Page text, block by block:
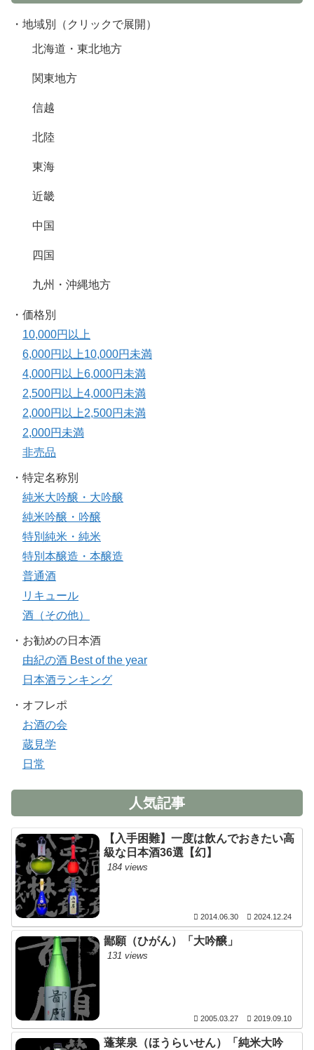
・地域別（クリックで展開）
北海道・東北地方
関東地方
信越
北陸
東海
近畿
中国
四国
九州・沖縄地方
・価格別
10,000円以上
6,000円以上10,000円未満
4,000円以上6,000円未満
2,500円以上4,000円未満
2,000円以上2,500円未満
2,000円未満
非売品
・特定名称別
純米大吟醸・大吟醸
純米吟醸・吟醸
特別純米・純米
特別本醸造・本醸造
普通酒
リキュール
酒（その他）
・お勧めの日本酒
由紀の酒 Best of the year
日本酒ランキング
・オフレポ
お酒の会
蔵見学
日常
人気記事
【入手困難】一度は飲んでおきたい高
級な日本酒36選【幻】
184 views
2014.06.30 2024.12.24
鄙願（ひがん）「大吟醸」
131 views
2005.03.27 2019.09.10
蓬莱泉（ほうらいせん）「純米大吟